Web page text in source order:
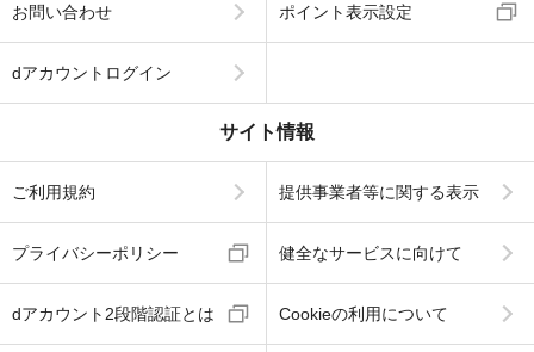
お問い合わせ ポイント表示設定
dアカウントログイン
サイト情報
ご利用規約 提供事業者等に関する表示
プライバシーポリシー 健全なサービスに向けて
dアカウント2段階認証とは Cookieの利用について